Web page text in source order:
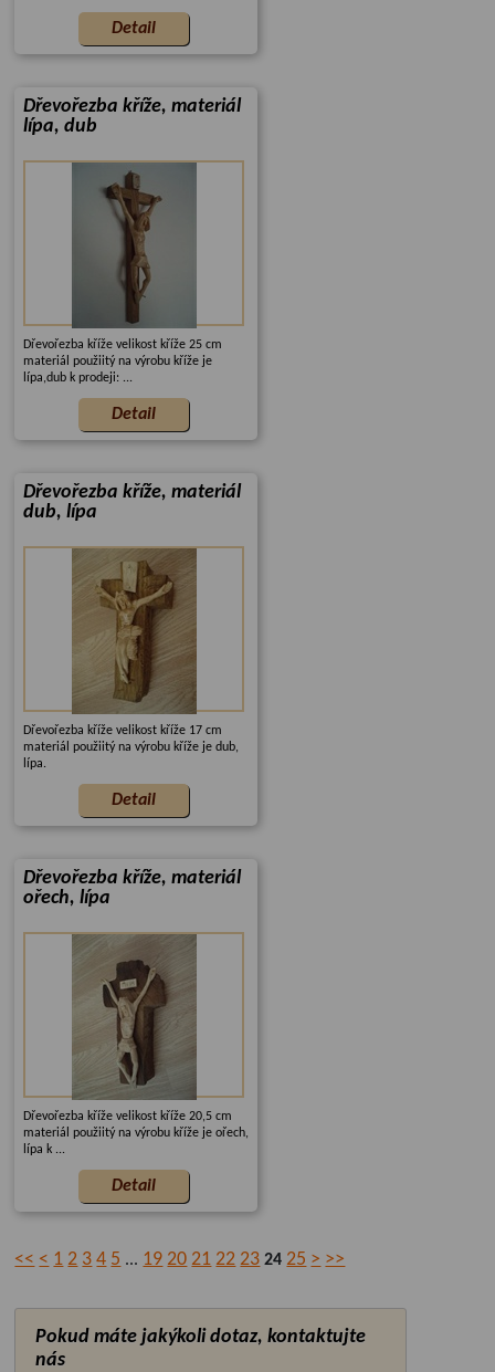
Dřevořezba kříže, materiál
lípa, dub
Dřevořezba kříže velikost kříže 25 cm
materiál použiitý na výrobu kříže je
lípa,dub k prodeji: ...
Dřevořezba kříže, materiál
dub, lípa
Dřevořezba kříže velikost kříže 17 cm
materiál použiitý na výrobu kříže je dub,
lípa.
Dřevořezba kříže, materiál
ořech, lípa
Dřevořezba kříže velikost kříže 20,5 cm
materiál použiitý na výrobu kříže je ořech,
lípa k ...
<< < 1 2 3 4 5 ... 19 20 21 22 23 24 25 > >>
Pokud máte jakýkoli dotaz, kontaktujte
nás